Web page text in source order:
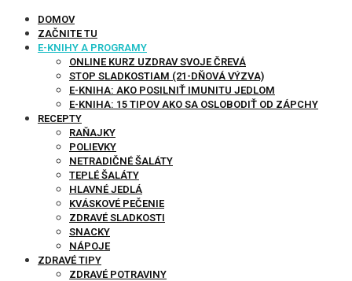
DOMOV
ZAČNITE TU
E-KNIHY A PROGRAMY
ONLINE KURZ UZDRAV SVOJE ČREVÁ
STOP SLADKOSTIAM (21-DŇOVÁ VÝZVA)
E-KNIHA: AKO POSILNIŤ IMUNITU JEDLOM
E-KNIHA: 15 TIPOV AKO SA OSLOBODIŤ OD ZÁPCHY
RECEPTY
RAŇAJKY
POLIEVKY
NETRADIČNÉ ŠALÁTY
TEPLÉ ŠALÁTY
HLAVNÉ JEDLÁ
KVÁSKOVÉ PEČENIE
ZDRAVÉ SLADKOSTI
SNACKY
NÁPOJE
ZDRAVÉ TIPY
ZDRAVÉ POTRAVINY